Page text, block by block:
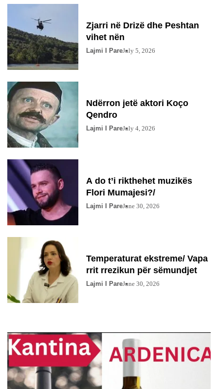
Zjarri në Drizë dhe Peshtan
vihet nën
Lajmi I PareJuly 5, 2026
Ndërron jetë aktori Koço
Qendro
Lajmi I PareJuly 4, 2026
A do t’i rikthehet muzikës
Flori Mumajesi?/
Lajmi I PareJune 30, 2026
Temperaturat ekstreme/ Vapa
rrit rrezikun për sëmundjet
Lajmi I PareJune 30, 2026